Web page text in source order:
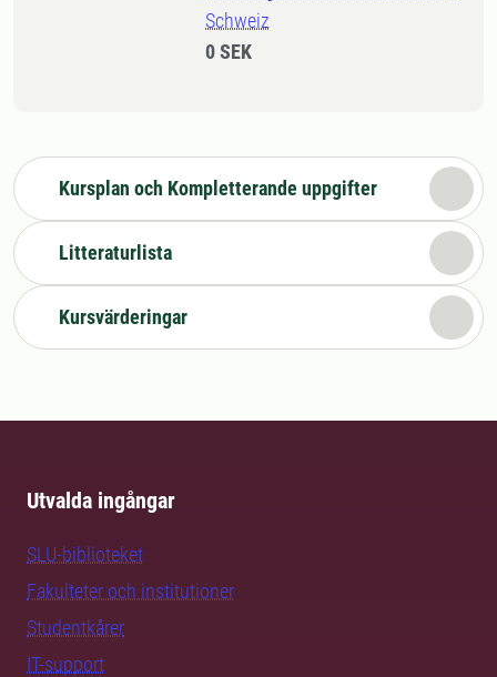
Schweiz
0 SEK
Kursplan och Kompletterande uppgifter
Litteraturlista
Kursvärderingar
Utvalda ingångar
SLU-biblioteket
Fakulteter och institutioner
Studentkårer
IT-support